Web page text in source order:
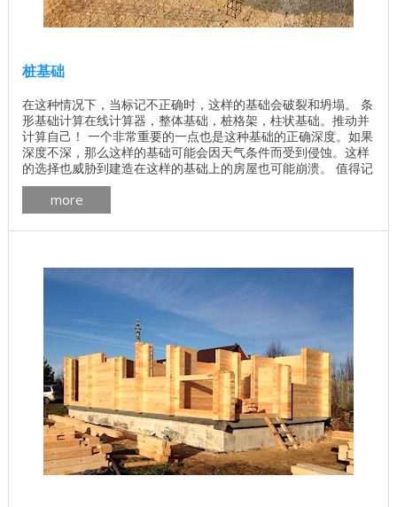
桩基础
在这种情况下，当标记不正确时，这样的基础会破裂和坍塌。 条
形基础计算在线计算器，整体基础，桩格架，柱状基础。推动并
计算自己！ 一个非常重要的一点也是这种基础的正确深度。如果
深度不深，那么这样的基础可能会因天气条件而受到侵蚀。这样
的选择也威胁到建造在这样的基础上的房屋也可能崩溃。 值得记
住的是，在任何情况下都不能提前删除基础模板。这可能会威胁
到基础本身无法获得所需的力量这一事实。 ...
more